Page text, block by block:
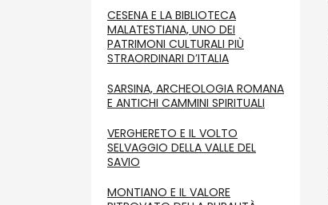
CESENA E LA BIBLIOTECA
MALATESTIANA, UNO DEI
PATRIMONI CULTURALI PIÙ
STRAORDINARI D’ITALIA
SARSINA, ARCHEOLOGIA ROMANA
E ANTICHI CAMMINI SPIRITUALI
VERGHERETO E IL VOLTO
SELVAGGIO DELLA VALLE DEL
SAVIO
MONTIANO E IL VALORE